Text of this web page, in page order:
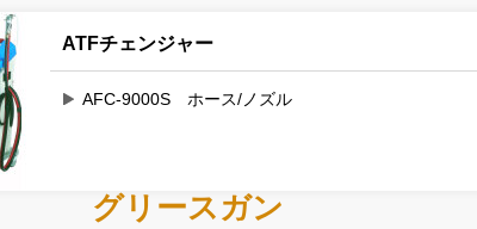
ATFチェンジャー
AFC-9000S ホース/ノズル
グリースガン